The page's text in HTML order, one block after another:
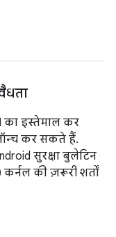
का इस्तेमाल कर
कर सकते हैं.
सुरक्षा बुलेटिन
की ज़रूरी शर्तों